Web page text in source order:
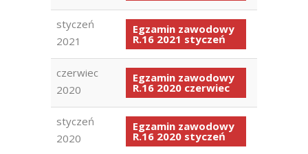
styczeń
2021
Egzamin zawodowy
R.16 2021 styczeń
czerwiec
2020
Egzamin zawodowy
R.16 2020 czerwiec
styczeń
2020
Egzamin zawodowy
R.16 2020 styczeń